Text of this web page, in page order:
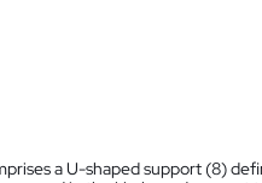
a U-shaped support (8)